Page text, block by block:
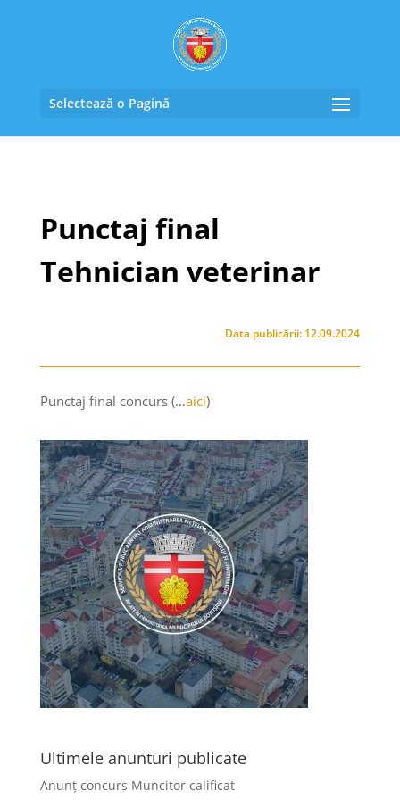
Selectează o Pagină
Punctaj final
Tehnician veterinar
Data publicării: 12.09.2024
Punctaj final concurs (…aici)
Ultimele anunturi publicate
Anunț concurs Muncitor calificat